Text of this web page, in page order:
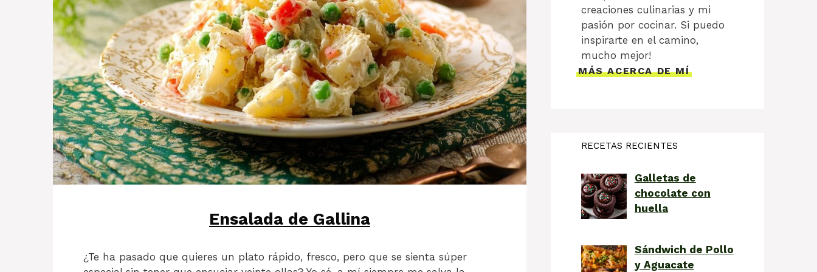
Ensalada de Gallina
¿Te ha pasado que quieres un plato rápido, fresco, pero que se sienta súper
creaciones culinarias y mi
pasión por cocinar. Si puedo
inspirarte en el camino,
mucho mejor!
MÁS ACERCA DE MÍ
RECETAS RECIENTES
Galletas de
chocolate con
huella
Sándwich de Pollo
y Aguacate